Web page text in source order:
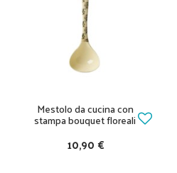
Mestolo da cucina con
stampa bouquet floreali
10,90 €